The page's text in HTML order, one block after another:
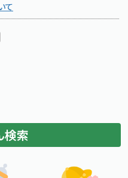
字の大きさをもとの大きさに戻す
文字を大きくする
景色の変更：白
黒
背景色の変更：黒
青
背景色の変更：青
て
検索